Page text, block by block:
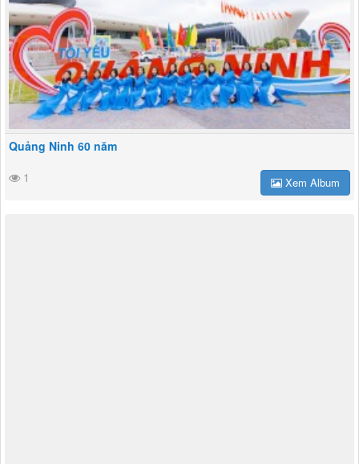
Quảng Ninh 60 năm
1
Xem Album